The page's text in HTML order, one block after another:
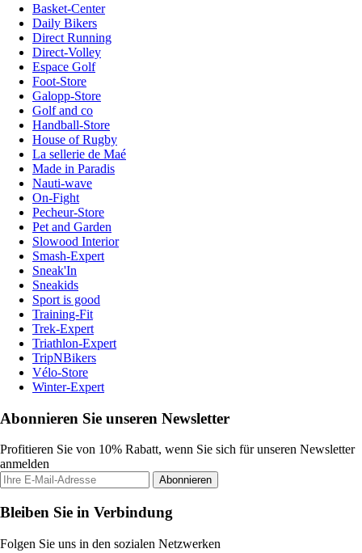
Basket-Center
Daily Bikers
Direct Running
Direct-Volley
Espace Golf
Foot-Store
Galopp-Store
Golf and co
Handball-Store
House of Rugby
La sellerie de Maé
Made in Paradis
Nauti-wave
On-Fight
Pecheur-Store
Pet and Garden
Slowood Interior
Smash-Expert
Sneak'In
Sneakids
Sport is good
Training-Fit
Trek-Expert
Triathlon-Expert
TripNBikers
Vélo-Store
Winter-Expert
Abonnieren Sie unseren Newsletter
Profitieren Sie von 10% Rabatt, wenn Sie sich für unseren Newsletter
anmelden
Abonnieren
Bleiben Sie in Verbindung
Folgen Sie uns in den sozialen Netzwerken